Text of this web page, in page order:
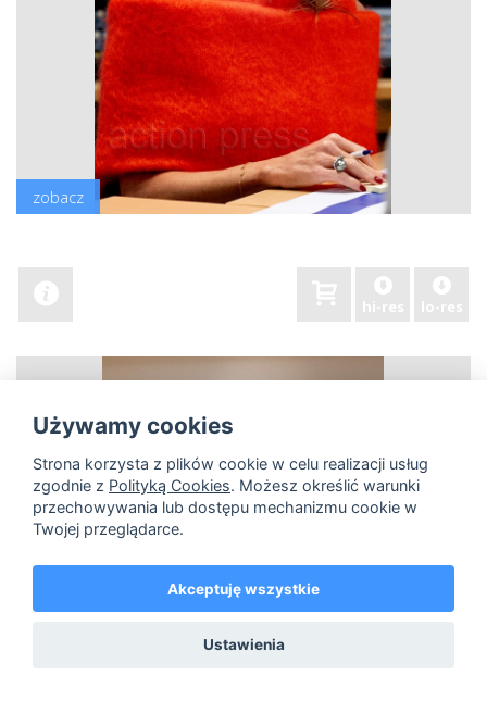
zobacz
hi-res lo-res
Używamy cookies
Strona korzysta z plików cookie w celu realizacji usług
zgodnie z Polityką Cookies. Możesz określić warunki
przechowywania lub dostępu mechanizmu cookie w
Twojej przeglądarce.
Akceptuję wszystkie
Ustawienia